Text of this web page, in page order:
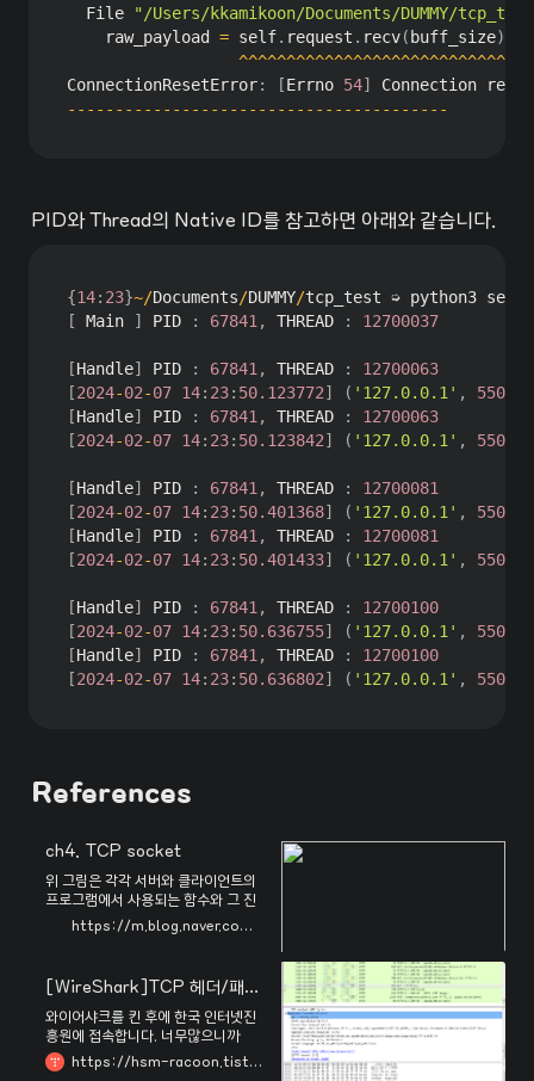
  File
"/Users/kkamikoon/Documents/DUMMY/
    raw_payload
= self. request . recv(buff_size)
^^^^^^^^^^^^^^^^^^^^^^^^^^^^
ConnectionResetError: [Errno 54]
- - - - - - - - - - - - - - - - - - - - - - - - - - - - - - - - - - - - - - - -
PID와 Thread의 Native ID를 참고하면 아래와 같습니다.
{14: 23}~/Documents/DUMMY/tcp_test ➭ python3
[
Main ] PID : 67841 , THREAD : 12700037
[Handle] PID : 67841 , THREAD :
12700063
[2024-02-07 14: 23: 50.123772] ( '127.0.0.1' , 55039
[Handle] PID : 67841 , THREAD :
12700063
[2024-02-07 14: 23: 50.123842] ( '127.0.0.1' , 55039
[Handle] PID : 67841 , THREAD :
12700081
[2024-02-07 14: 23: 50.401368] ( '127.0.0.1' , 55040
[Handle] PID : 67841 , THREAD :
12700081
[2024-02-07 14: 23: 50.401433] ( '127.0.0.1' , 55040
[Handle] PID : 67841 , THREAD :
12700100
[2024-02-07 14: 23: 50.636755] ( '127.0.0.1' , 55042
[Handle] PID : 67841 , THREAD :
12700100
[2024-02-07 14: 23: 50.636802] ( '127.0.0.1' , 55042
References
ch4. TCP socket
위 그림은 각각 서버와 클라이언트의
프로그램에서 사용되는 함수와 그 진
행을 나타내고 있다. 앞으로 각 ...
https://m.blog.naver.com/ehdrndd/220829033571
[WireShark]TCP 헤더/패킷을 분석해보자
와이어샤크를 킨 후에 한국 인터넷진
흥원에 접속합니다. 너무많으니까
HTTP로 필터를 주고 GET표시난것
클릭하셔서 URI가 kisa.or.kr 인 패
https://hsm-racoon.tistory.com/24